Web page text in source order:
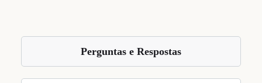
Perguntas e Respostas